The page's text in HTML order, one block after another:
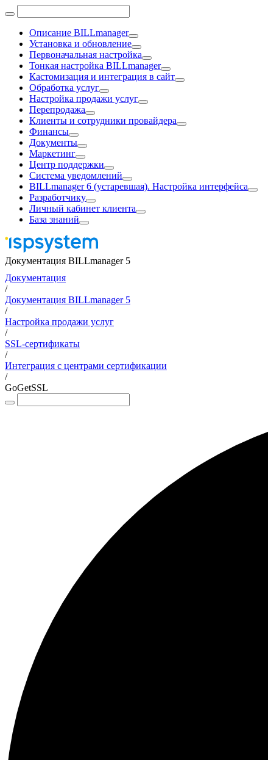
Описание BILLmanager
Установка и обновление
Первоначальная настройка
Тонкая настройка BILLmanager
Кастомизация и интеграция в сайт
Обработка услуг
Настройка продажи услуг
Перепродажа
Клиенты и сотрудники провайдера
Финансы
Документы
Маркетинг
Центр поддержки
Система уведомлений
BILLmanager 6 (устаревшая). Настройка интерфейса
Разработчику
Личный кабинет клиента
База знаний
Документация BILLmanager 5
Документация
/
Документация BILLmanager 5
/
Настройка продажи услуг
/
SSL-сертификаты
/
Интеграция с центрами сертификации
/
GoGetSSL